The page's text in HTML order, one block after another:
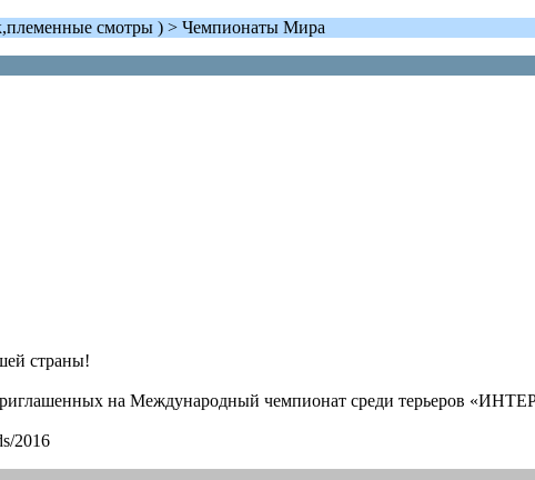
смотры ) > Чемпионаты Мира
страны!
на Международный чемпионат среди терьеров
2016